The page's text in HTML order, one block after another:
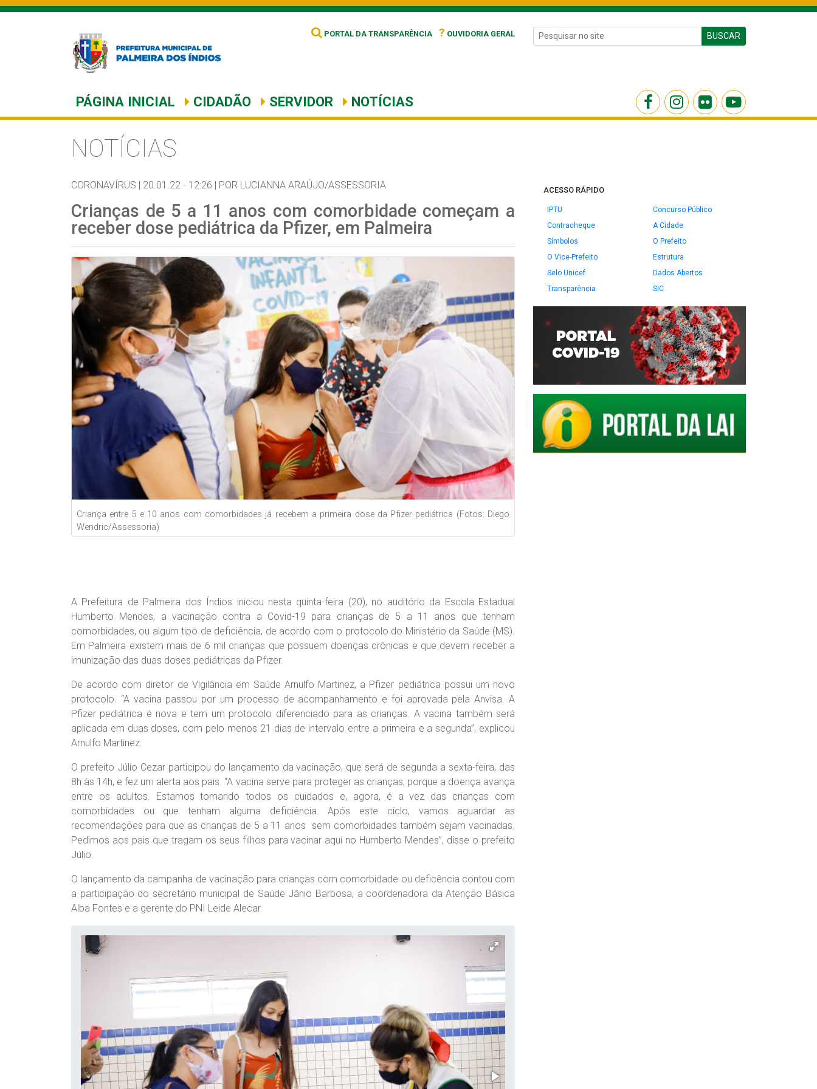
PORTAL DA TRANSPARÊNCIA ? OUVIDORIA GERAL BUSCAR
PÁGINA INICIAL CIDADÃO SERVIDOR NOTÍCIAS
NOTÍCIAS
CORONAVÍRUS | 20.01.22 - 12:26 | POR LUCIANNA ARAÚJO/ASSESSORIA
Crianças de 5 a 11 anos com comorbidade começam a
receber dose pediátrica da Pfizer, em Palmeira
Criança entre 5 e 10 anos com comorbidades já recebem a primeira dose da Pfizer pediátrica (Fotos: Diego
Wendric/Assessoria)
A Prefeitura de Palmeira dos Índios iniciou nesta quinta-feira (20), no auditório da Escola Estadual
Humberto Mendes, a vacinação contra a Covid-19 para crianças de 5 a 11 anos que tenham
comorbidades, ou algum tipo de deficiência, de acordo com o protocolo do Ministério da Saúde (MS).
Em Palmeira existem mais de 6 mil crianças que possuem doenças crônicas e que devem receber a
imunização das duas doses pediátricas da Pfizer.
De acordo com diretor de Vigilância em Saúde Arnulfo Martinez, a Pfizer pediátrica possui um novo
protocolo. “A vacina passou por um processo de acompanhamento e foi aprovada pela Anvisa. A
Pfizer pediátrica é nova e tem um protocolo diferenciado para as crianças. A vacina também será
aplicada em duas doses, com pelo menos 21 dias de intervalo entre a primeira e a segunda”, explicou
Arnulfo Martinez.
O prefeito Júlio Cezar participou do lançamento da vacinação, que será de segunda a sexta-feira, das
8h às 14h, e fez um alerta aos pais. “A vacina serve para proteger as crianças, porque a doença avança
entre os adultos. Estamos tomando todos os cuidados e, agora, é a vez das crianças com
comorbidades ou que tenham alguma deficiência. Após este ciclo, vamos aguardar as
recomendações para que as crianças de 5 a 11 anos sem comorbidades também sejam vacinadas.
Pedimos aos pais que tragam os seus filhos para vacinar aqui no Humberto Mendes”, disse o prefeito
Júlio.
O lançamento da campanha de vacinação para crianças com comorbidade ou deficência contou com
a participação do secretário municipal de Saúde Jânio Barbosa, a coordenadora da Atenção Básica
Alba Fontes e a gerente do PNI Leide Alecar.
ACESSO RÁPIDO
IPTU
Concurso Público
Contracheque
A Cidade
Símbolos
O Prefeito
O Vice-Prefeito
Estrutura
Selo Unicef
Dados Abertos
Transparência
SIC